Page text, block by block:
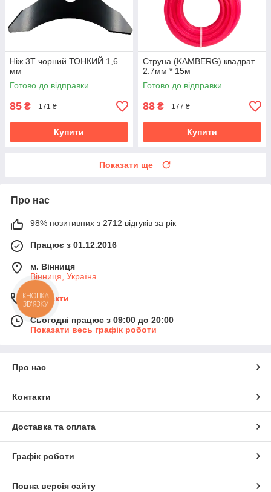
Ніж 3Т чорний ТОНКИЙ 1,6
мм
Готово до відправки
85 ₴ 171 ₴
Купити
Струна (KAMBERG) квадрат
2.7мм * 15м
Готово до відправки
88 ₴ 177 ₴
Купити
Показати ще
Про нас
98% позитивних з 2712 відгуків за рік
Працює з 01.12.2016
м. Вінниця
Вінниця, Україна
Контакти
Сьогодні працює з 09:00 до 20:00
Показати весь графік роботи
Про нас
Контакти
Доставка та оплата
Графік роботи
Повна версія сайту
КНОПКА
ЗВ'ЯЗКУ